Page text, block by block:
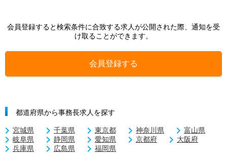
会員登録すると検索条件に合致する求人が公開された際、通知を受
け取ることができます。
会員登録する
都道府県から事務長求人を探す
宮城県 千葉県 東京都 神奈川県
富山県
岐阜県
静岡県 愛知県 京都府
大阪府
兵庫県
広島県 福岡県